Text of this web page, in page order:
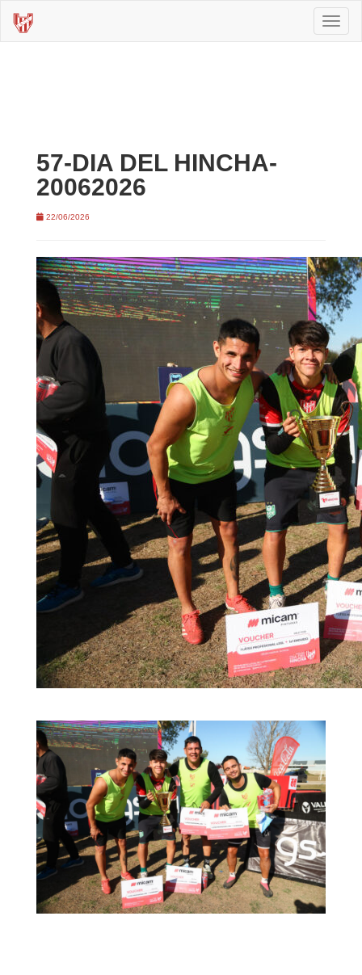
57-DIA DEL HINCHA-
20062026
22/06/2026